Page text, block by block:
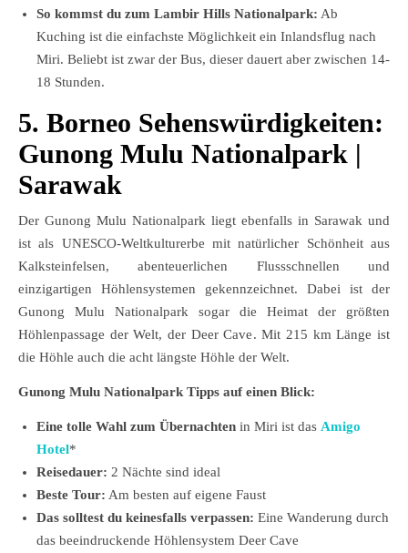
So kommst du zum Lambir Hills Nationalpark: Ab
Kuching ist die einfachste Möglichkeit ein Inlandsflug nach
Miri. Beliebt ist zwar der Bus, dieser dauert aber zwischen 14-
18 Stunden.
5. Borneo Sehenswürdigkeiten:
Gunong Mulu Nationalpark |
Sarawak
Der Gunong Mulu Nationalpark liegt ebenfalls in Sarawak und
ist als UNESCO-Weltkulturerbe mit natürlicher Schönheit aus
Kalksteinfelsen, abenteuerlichen Flussschnellen und
einzigartigen Höhlensystemen gekennzeichnet. Dabei ist der
Gunong Mulu Nationalpark sogar die Heimat der größten
Höhlenpassage der Welt, der Deer Cave. Mit 215 km Länge ist
die Höhle auch die acht längste Höhle der Welt.
Gunong Mulu Nationalpark Tipps auf einen Blick:
Eine tolle Wahl zum Übernachten in Miri ist das Amigo
Hotel*
Reisedauer: 2 Nächte sind ideal
Beste Tour: Am besten auf eigene Faust
Das solltest du keinesfalls verpassen: Eine Wanderung durch
das beeindruckende Höhlensystem Deer Cave